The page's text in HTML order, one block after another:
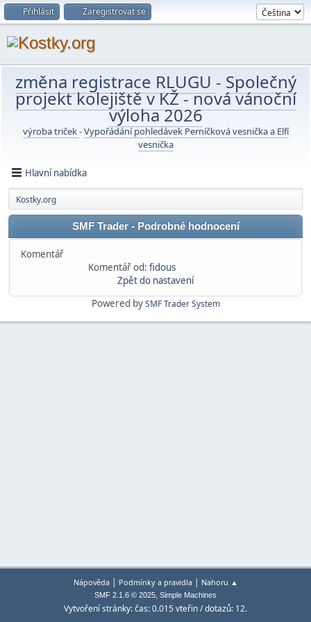
Přihlásit Zaregistrovat se
změna registrace RLUGU - Společný
projekt kolejiště v KŽ-nová vánoční
výloha 2026
výroba triček-Vypořádání pohledávek Perníčková vesnička a Elfí
vesnička
Hlavní nabídka
Kostky.org
SMF Trader - Podrobné hodnocení
Komentář
Komentář od: fidous
Zpět do nastavení
Powered bySMF Trader System
Nápověda| Podmínky a pravidla| Nahoru ▲
SMF 2.1.6 © 2025, Simple Machines
Vytvoření stránky: čas: 0.015 vteřin / dotazů: 12.